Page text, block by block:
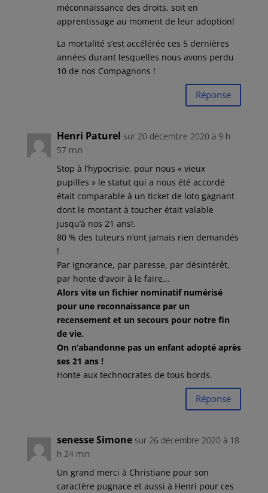
méconnaissance des droits, soit en
apprentissage au moment de leur adoption!
La mortalité s’est accélérée ces 5 dernières
années durant lesquelles nous avons perdu
10 de nos Compagnons !
Réponse
Henri Paturel sur 20 décembre 2020 à 9 h
57 min
Stop à l’hypocrisie, pour nous « vieux
pupilles » le statut qui a nous été accordé
était comparable à un ticket de loto gagnant
dont le montant à toucher était valable
jusqu’à nos 21 ans!.
80 % des tuteurs n’ont jamais rien demandés
!
Par ignorance, par paresse, par désintérêt,
par honte d’avoir à le faire…
Alors vite un fichier nominatif numérisé
pour une reconnaissance par un
recensement et un secours pour notre fin
de vie.
On n’abandonne pas un enfant adopté après
ses 21 ans !
Honte aux technocrates de tous bords.
Réponse
senesse Simone sur 26 décembre 2020 à 18
h 24 min
Un grand merci à Christiane pour son
caractère pugnace et aussi à Henri pour ces